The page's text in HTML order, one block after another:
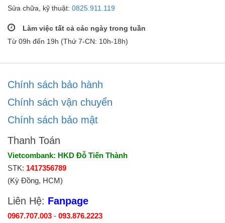
Sửa chữa, kỹ thuật: 0825.911.119
Làm việc tất cả các ngày trong tuần
Từ 09h đến 19h (Thứ 7-CN: 10h-18h)
Chính sách bảo hành
Chính sách vận chuyển
Chính sách bảo mật
Thanh Toán
Vietcombank: HKD Đỗ Tiến Thành
STK: 1417356789
(Kỳ Đồng, HCM)
Liên Hệ: Fanpage
0967.707.003 - 093.876.2223